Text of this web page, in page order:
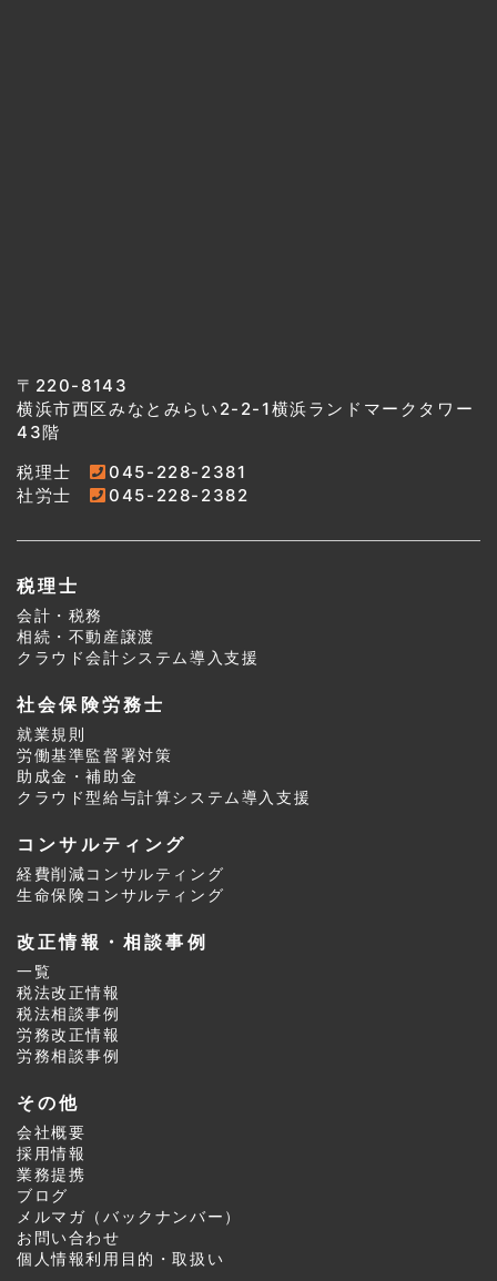
〒220-8143
横浜市西区みなとみらい2-2-1横浜ランドマークタワー
43階
税理士
045-228-2381
社労士
045-228-2382
税理士
会計・税務
相続・不動産譲渡
クラウド会計システム導入支援
社会保険労務士
就業規則
労働基準監督署対策
助成金・補助金
クラウド型給与計算システム導入支援
コンサルティング
経費削減コンサルティング
生命保険コンサルティング
改正情報・相談事例
一覧
税法改正情報
税法相談事例
労務改正情報
労務相談事例
その他
会社概要
採用情報
業務提携
ブログ
メルマガ （バックナンバー ）
お問い合わせ
個人情報利用目的・取扱い